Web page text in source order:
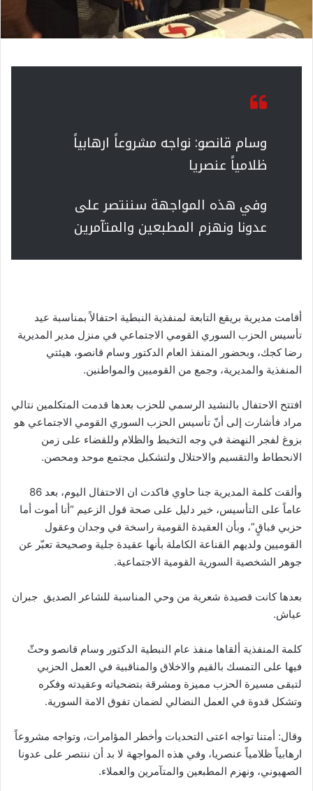
وسام قانصو: نواجه مشروعاً ارهابياً
ظلامياً عنصريا
وفي هذه المواجهة سننتصر على
عدونا ونهزم المطبعين والمتآمرين
أقامت مديرية بريقع التابعة لمنفذية النبطية احتفالاً بمناسبة عيد
تأسيس الحزب السوري القومي الاجتماعي في منزل مدير المديرية
رضا كجك، وبحضور المنفذ العام الدكتور وسام قانصو، هيئتي
المنفذية والمديرية، وجمع من القوميين والمواطنين.
افتتح الاحتفال بالنشيد الرسمي للحزب بعدها قدمت المتكلمين نتالي
مراد فأشارت إلى أنّ تأسيس الحزب السوري القومي الاجتماعي هو
بزوغ لفجر النهضة في وجه التخبط والظلام وللقضاء على زمن
الانحطاط والتقسيم والاحتلال ولتشكبل مجتمع موحد ومحصن.
وألقت كلمة المديرية جنا حاوي فاكدت ان الاحتفال اليوم، بعد 86
عاماً على التأسيس، خير دليل على صحة قول الزعيم “أنا أموت أما
حزبي فباقٍ”، وبأن العقيدة القومية راسخة في وجدان وعقول
القوميين ولديهم القناعة الكاملة بأنها عقيدة جلية وصحيحة تعبّر عن
جوهر الشخصية السورية القومية الاجتماعية.
بعدها كانت قصيدة شعرية من وحي المناسبة للشاعر الصديق جبران
عياش.
كلمة المنفذية ألقاها منفذ عام النبطية الدكتور وسام قانصو وحثّ
فيها على التمسك بالقيم والاخلاق والمناقبية في العمل الحزبي
لتبقى مسيرة الحزب مميزة ومشرقة بتضحياته وعقيدته وفكره
وتشكل قدوة في العمل النضالي لضمان تفوق الامة السورية.
وقال: أمتنا تواجه اعتى التحديات وأخطر المؤامرات، وتواجه مشروعاً
ارهابياً ظلامياً عنصريا، وفي هذه المواجهة لا بد أن ننتصر على عدونا
الصهيوني، ونهزم المطبعين والمتآمرين والعملاء.